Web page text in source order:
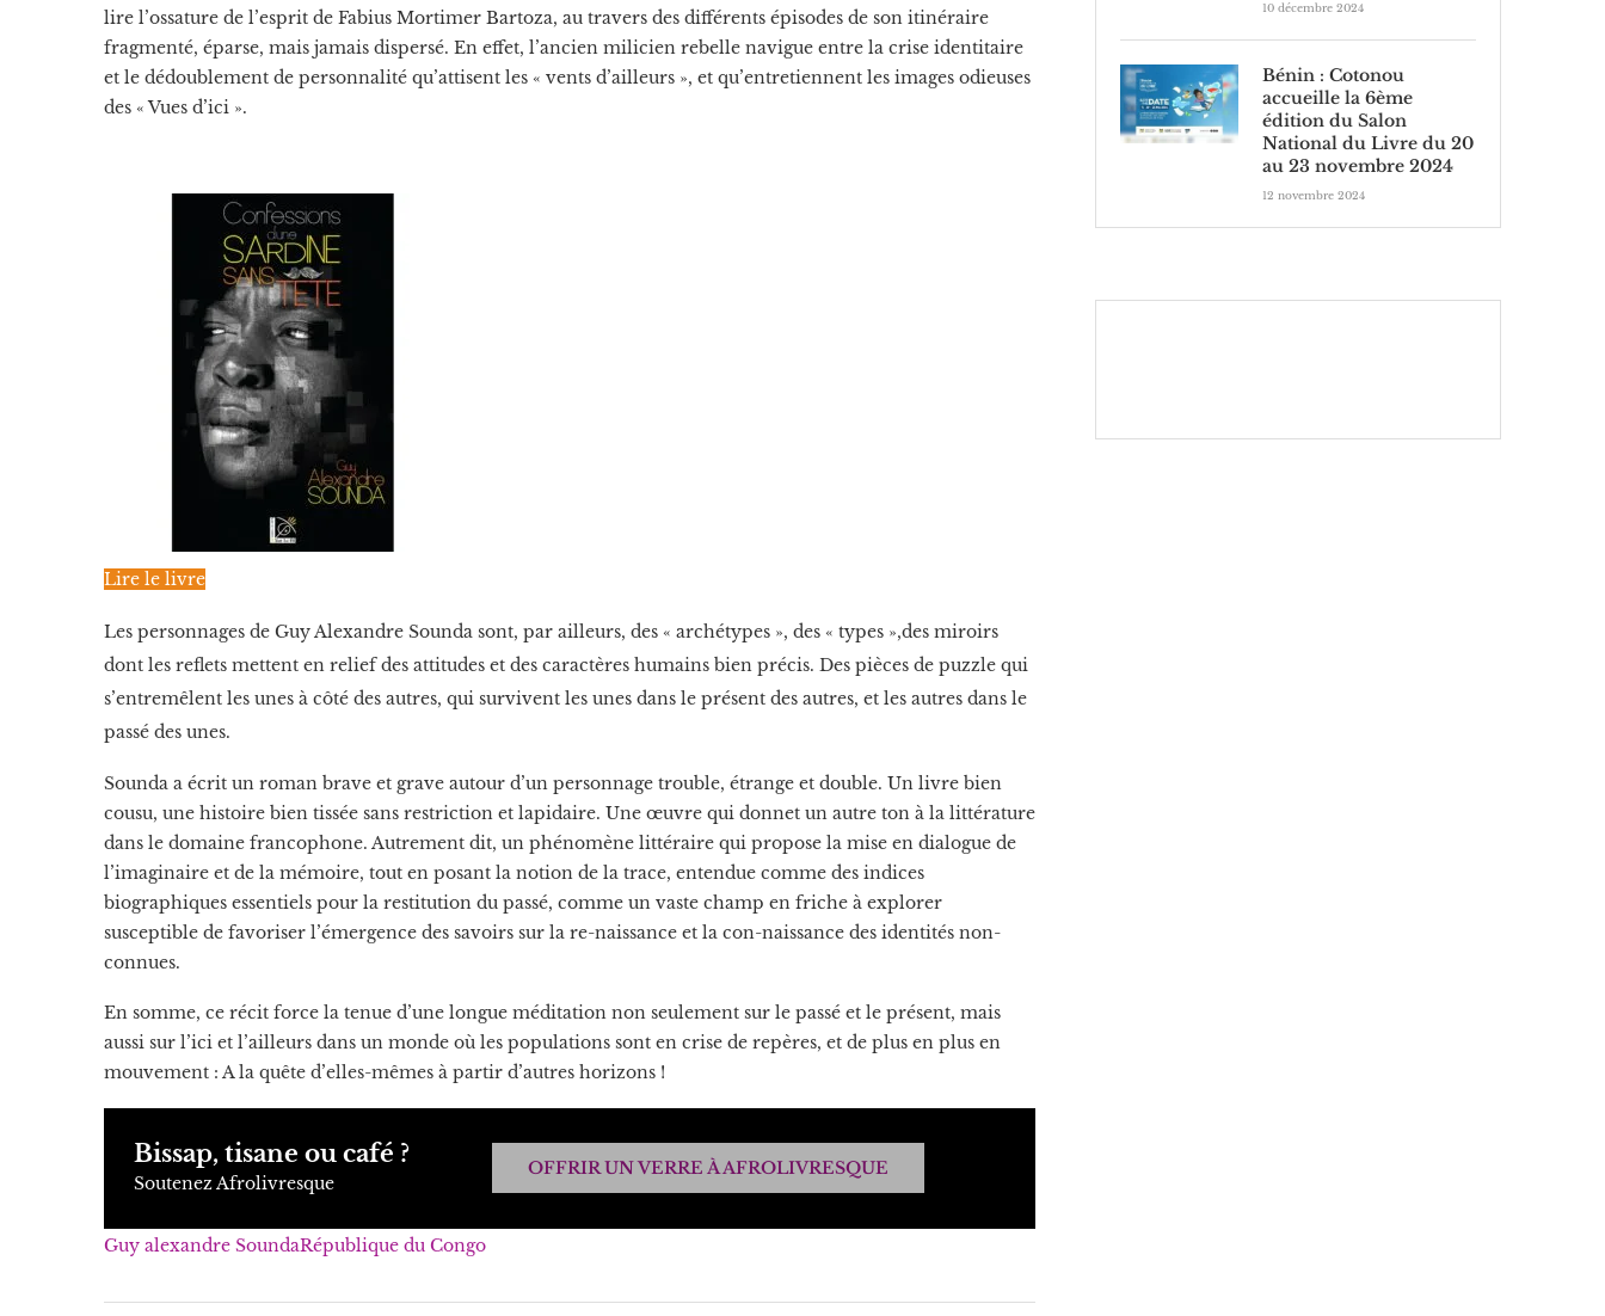
lire l’ossature de l’esprit de Fabius Mortimer Bartoza, au travers des différents épisodes de son itinéraire
fragmenté, éparse, mais jamais dispersé. En effet, l’ancien milicien rebelle navigue entre la crise identitaire
et le dédoublement de personnalité qu’attisent les « vents d’ailleurs », et qu’entretiennent les images odieuses
des « Vues d’ici ».
Lire le livre
Les personnages de Guy Alexandre Sounda sont, par ailleurs, des « archétypes », des « types »,des miroirs
dont les reflets mettent en relief des attitudes et des caractères humains bien précis. Des pièces de puzzle qui
s’entremêlent les unes à côté des autres, qui survivent les unes dans le présent des autres, et les autres dans le
passé des unes.
Sounda a écrit un roman brave et grave autour d’un personnage trouble, étrange et double. Un livre bien
cousu, une histoire bien tissée sans restriction et lapidaire. Une œuvre qui donnet un autre ton à la littérature
dans le domaine francophone. Autrement dit, un phénomène littéraire qui propose la mise en dialogue de
l’imaginaire et de la mémoire, tout en posant la notion de la trace, entendue comme des indices
biographiques essentiels pour la restitution du passé, comme un vaste champ en friche à explorer
susceptible de favoriser l’émergence des savoirs sur la re-naissance et la con-naissance des identités non-
connues.
En somme, ce récit force la tenue d’une longue méditation non seulement sur le passé et le présent, mais
aussi sur l’ici et l’ailleurs dans un monde où les populations sont en crise de repères, et de plus en plus en
mouvement : A la quête d’elles-mêmes à partir d’autres horizons !
Bissap, tisane ou café ?
Soutenez Afrolivresque
OFFRIR UN VERRE À AFROLIVRESQUE
Guy alexandre SoundaRépublique du Congo
10 décembre 2024
Bénin : Cotonou
accueille la 6ème
édition du Salon
National du Livre du 20
au 23 novembre 2024
12 novembre 2024